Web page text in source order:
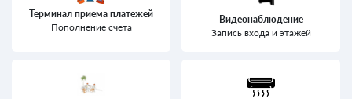
Терминал приема платежей
Пополнение счета
Видеонаблюдение
Запись входа и этажей